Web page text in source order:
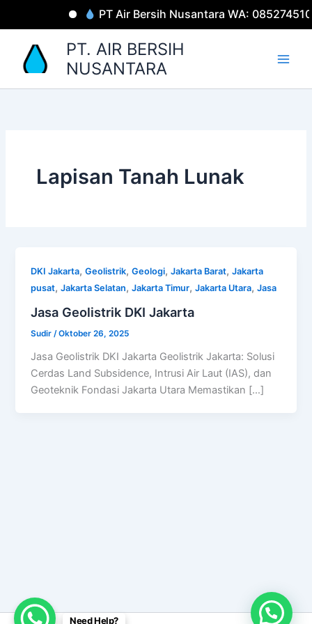
PT Air Bersih Nusantara WA:
PT. AIR BERSIH
NUSANTARA
Lapisan Tanah Lunak
DKI Jakarta,Geolistrik,Geologi,Jakarta Barat,Jakarta
pusat,Jakarta Selatan,Jakarta Timur,Jakarta Utara,Jasa
Jasa Geolistrik DKI Jakarta
Sudir /Oktober 26, 2025
Jasa Geolistrik DKI Jakarta Geolistrik Jakarta: Solusi
Cerdas Land Subsidence, Intrusi Air Laut (IAS), dan
Geoteknik Fondasi Jakarta Utara Memastikan […]
Need Help?